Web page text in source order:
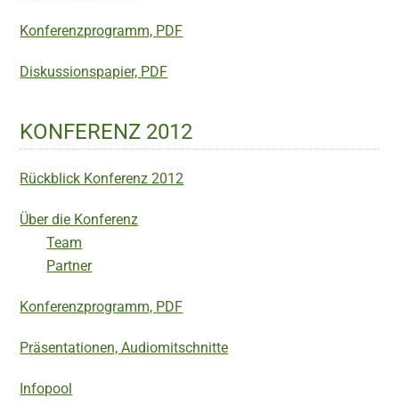
Konferenzprogramm, PDF
Diskussionspapier, PDF
KONFERENZ 2012
Rückblick Konferenz 2012
Über die Konferenz
Team
Partner
Konferenzprogramm, PDF
Präsentationen, Audiomitschnitte
Infopool